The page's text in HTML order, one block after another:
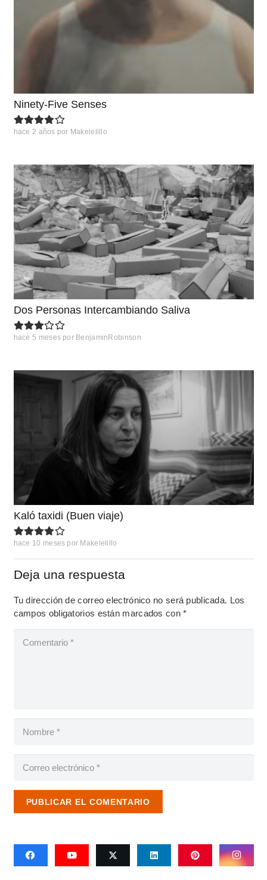
Ninety-Five Senses
hace 2 años por Makelelillo
Dos Personas Intercambiando Saliva
hace 5 meses por BenjaminRobinson
Kaló taxidi (Buen viaje)
hace 10 meses por Makelelillo
Deja una respuesta
Tu dirección de correo electrónico no será publicada. Los
campos obligatorios están marcados con*
PUBLICAR EL COMENTARIO